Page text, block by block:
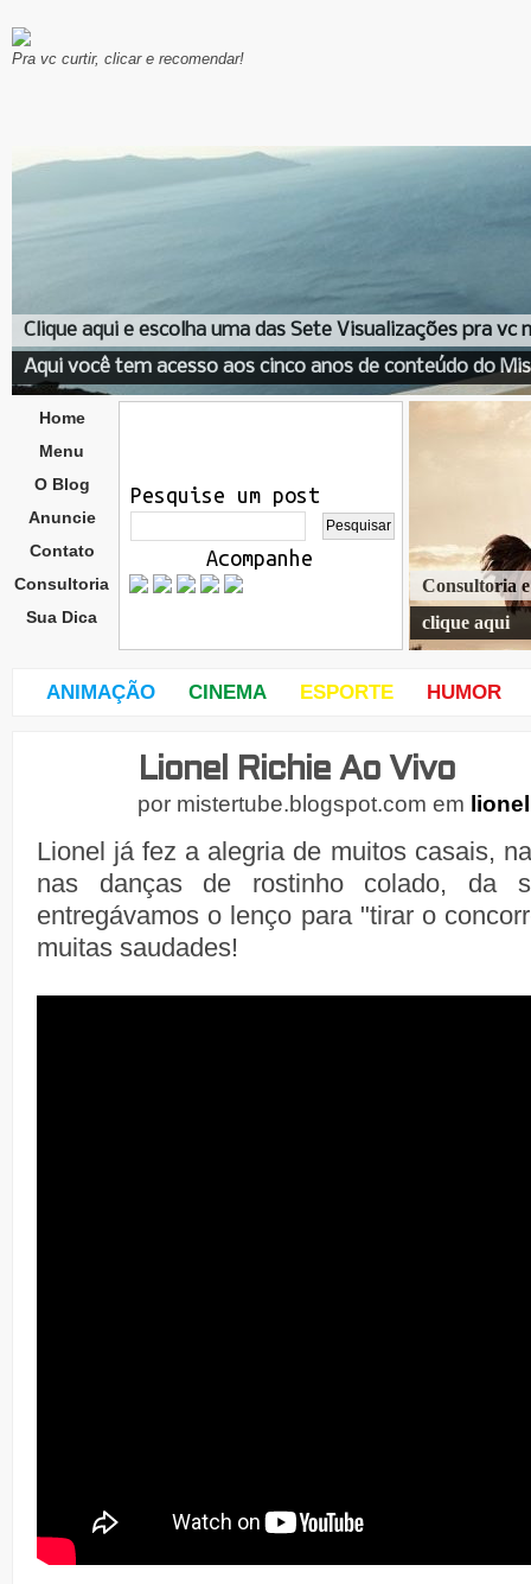
Pra vc curtir, clicar e recomendar!
Clique aqui e escolha uma das Sete Visualizações pra vc
Aqui você tem acesso aos cinco anos de conteúdo do
Home
Menu
O Blog
Anuncie
Contato
Consultoria
Sua Dica
Pesquise um post
Acompanhe
Consultoria
clique aqui
ANIMAÇÃO CINEMA ESPORTE HUMOR
25
de
Lionel Richie Ao Vivo
por mistertube.blogspot.com em
Lionel já fez a alegria de muitos casais,
nas danças de rostinho colado, da
entregávamos o lenço para "tirar o
muitas saudades!